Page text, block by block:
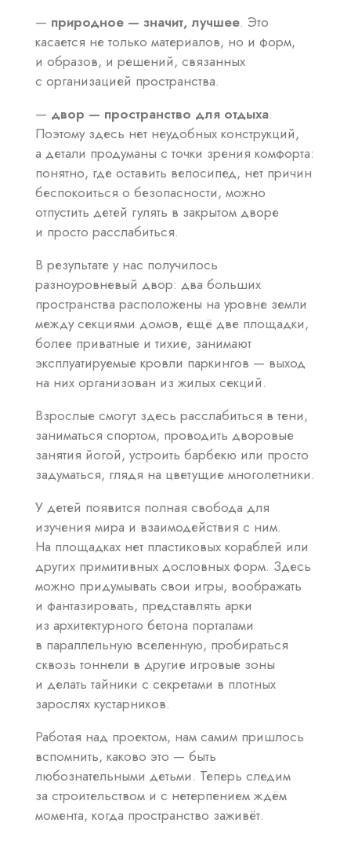
— природное — значит, лучшее. Это
касается не только материалов, но и форм,
и образов, и решений, связанных
с организацией пространства.
— двор — пространство для отдыха.
Поэтому здесь нет неудобных конструкций,
а детали продуманы с точки зрения комфорта:
понятно, где оставить велосипед, нет причин
беспокоиться о безопасности, можно
отпустить детей гулять в закрытом дворе
и просто расслабиться.
В результате у нас получилось
разноуровневый двор: два больших
пространства расположены на уровне земли
между секциями домов, ещё две площадки,
более приватные и тихие, занимают
эксплуатируемые кровли паркингов — выход
на них организован из жилых секций.
Взрослые смогут здесь расслабиться в тени,
заниматься спортом, проводить дворовые
занятия йогой, устроить барбекю или просто
задуматься, глядя на цветущие многолетники.
У детей появится полная свобода для
изучения мира и взаимодействия с ним.
На площадках нет пластиковых кораблей или
других примитивных дословных форм. Здесь
можно придумывать свои игры, воображать
и фантазировать, представлять арки
из архитектурного бетона порталами
в параллельную вселенную, пробираться
сквозь тоннели в другие игровые зоны
и делать тайники с секретами в плотных
зарослях кустарников.
Работая над проектом, нам самим пришлось
вспомнить, каково это — быть
любознательными детьми. Теперь следим
за строительством и с нетерпением ждём
момента, когда пространство заживёт.